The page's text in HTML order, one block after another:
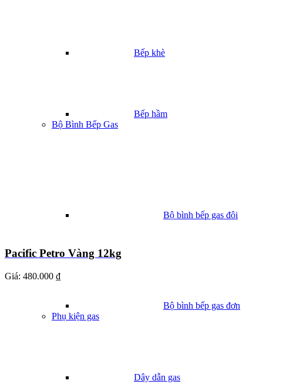
Bếp khè
Bếp hầm
Bộ Bình Bếp Gas
Bộ bình bếp gas đôi
Bộ bình bếp gas đơn
Phụ kiện gas
Dây dẫn gas
Pacific Petro Vàng 12kg
Giá: 480.000 ₫